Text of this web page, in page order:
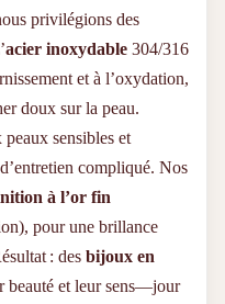
privilégions des
acier inoxydable 304/316
et à l’oxydation,
doux sur la peau.
sensibles et
compliqué. Nos
à l’or fin
pour une brillance
: des bijoux en
beauté et leur sens—jour